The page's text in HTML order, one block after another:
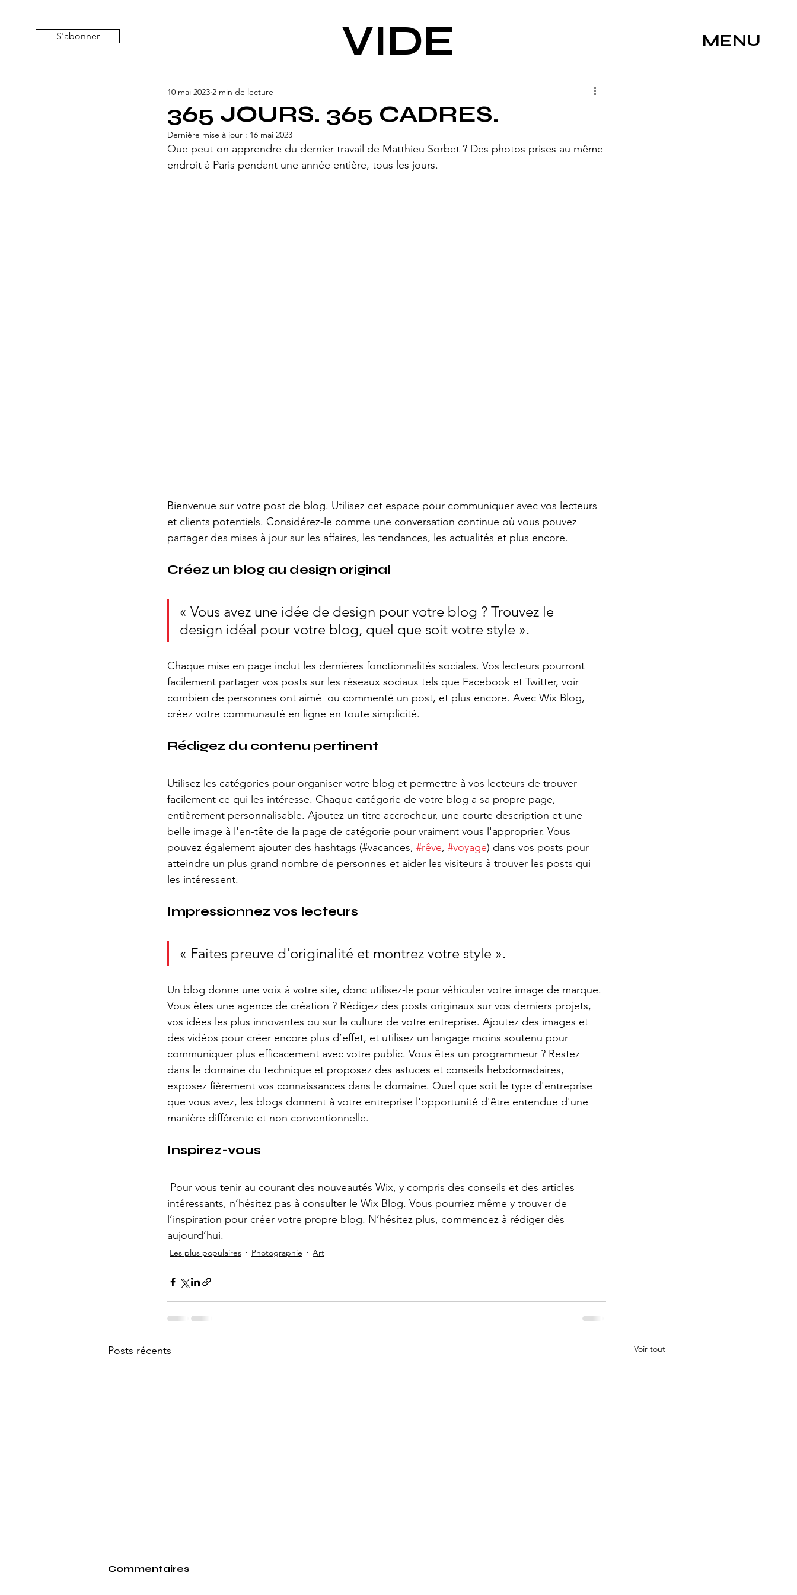
S'abonner VIDE MENU
365 JOURS. 365 CADRES.
10 mai 2023 2 min de lecture
Dernière mise à jour : 16 mai 2023
Que peut-on apprendre du dernier travail de Matthieu Sorbet ? Des photos prises au même
endroit à Paris pendant une année entière, tous les jours.
Bienvenue sur votre post de blog. Utilisez cet espace pour communiquer avec vos lecteurs
et clients potentiels. Considérez-le comme une conversation continue où vous pouvez
partager des mises à jour sur les affaires, les tendances, les actualités et plus encore.
Créez un blog au design original
« Vous avez une idée de design pour votre blog ? Trouvez le
design idéal pour votre blog, quel que soit votre style ».
Chaque mise en page inclut les dernières fonctionnalités sociales. Vos lecteurs pourront
facilement partager vos posts sur les réseaux sociaux tels que Facebook et Twitter, voir
combien de personnes ont aimé  ou commenté un post, et plus encore. Avec Wix Blog,
créez votre communauté en ligne en toute simplicité.
Rédigez du contenu pertinent
Utilisez les catégories pour organiser votre blog et permettre à vos lecteurs de trouver
facilement ce qui les intéresse. Chaque catégorie de votre blog a sa propre page,
entièrement personnalisable. Ajoutez un titre accrocheur, une courte description et une
belle image à l'en-tête de la page de catégorie pour vraiment vous l'approprier. Vous
pouvez également ajouter des hashtags (#vacances, #rêve, #voyage) dans vos posts pour
atteindre un plus grand nombre de personnes et aider les visiteurs à trouver les posts qui
les intéressent.
Impressionnez vos lecteurs
« Faites preuve d'originalité et montrez votre style ».
Un blog donne une voix à votre site, donc utilisez-le pour véhiculer votre image de marque.
Vous êtes une agence de création ? Rédigez des posts originaux sur vos derniers projets,
vos idées les plus innovantes ou sur la culture de votre entreprise. Ajoutez des images et
des vidéos pour créer encore plus d’effet, et utilisez un langage moins soutenu pour
communiquer plus efficacement avec votre public. Vous êtes un programmeur ? Restez
dans le domaine du technique et proposez des astuces et conseils hebdomadaires,
exposez fièrement vos connaissances dans le domaine. Quel que soit le type d'entreprise
que vous avez, les blogs donnent à votre entreprise l'opportunité d'être entendue d'une
manière différente et non conventionnelle.
Inspirez-vous
intéressants, n’hésitez pas à consulter le Wix Blog. Vous pourriez même y trouver de
l’inspiration pour créer votre propre blog. N’hésitez plus, commencez à rédiger dès
aujourd’hui.
Les plus populaires Photographie Art
Posts récents Voir tout
Commentaires